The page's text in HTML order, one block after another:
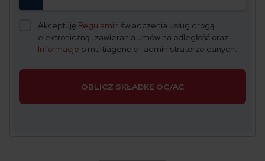
Akceptuję Regulamin świadczenia usług drogą
elektroniczną i zawierania umów na odległość oraz
Informacje o multiagencie i administratorze danych.
OBLICZ SKŁADKĘ OC/AC